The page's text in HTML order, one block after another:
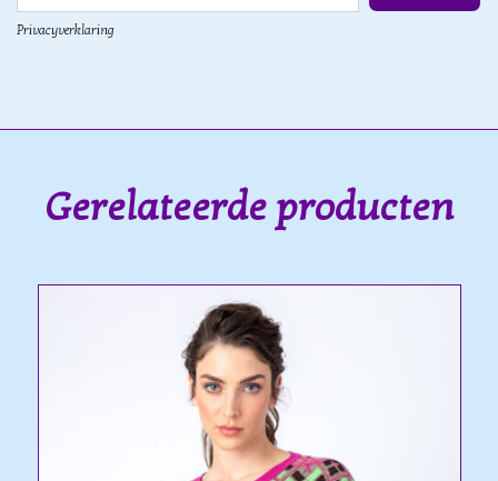
Privacyverklaring
Gerelateerde producten